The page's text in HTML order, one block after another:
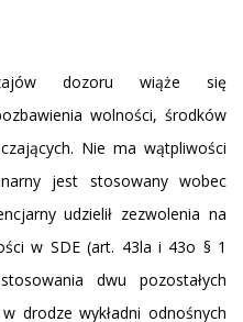
dozoru wiąże się
wolności, środków
Nie ma wątpliwości
jest stosowany wobec
udzielił zezwolenia na
w SDE (art. 43la i 43o § 1
dwu pozostałych
drodze wykładni odnośnych